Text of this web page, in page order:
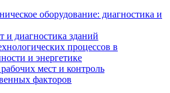
оборудование: диагностика и
и диагностика зданий
процессов в
и энергетике
мест и контроль
факторов